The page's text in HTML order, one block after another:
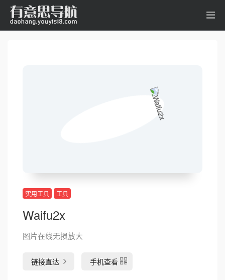
实用工具 工具
Waifu2x
图片在线无损放大
链接直达 手机查看